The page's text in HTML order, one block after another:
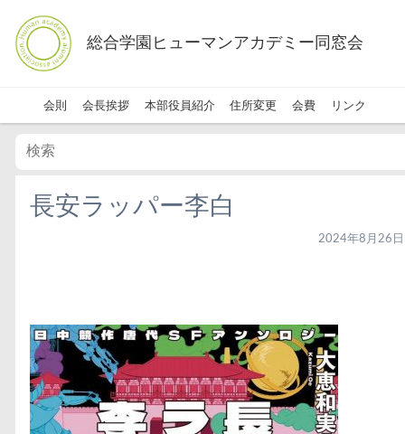
総合学園ヒューマンアカデミー同窓会
会則 会長挨拶 本部役員紹介 住所変更 会費 リンク
長安ラッパー李白
2024年8月26日